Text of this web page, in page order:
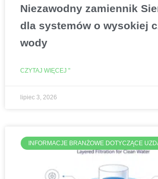
Niezawodny zamiennik
dla systemów o wysokiej
wody
CZYTAJ WIĘCEJ "
lipiec 3, 2026
INFORMACJE BRANŻOWE DOTYCZĄCE